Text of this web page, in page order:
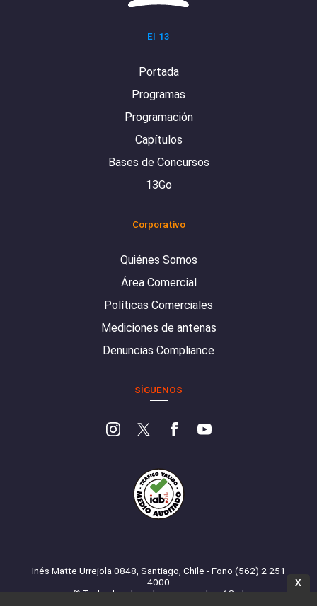
El 13
Portada
Programas
Programación
Capítulos
Bases de Concursos
13Go
Corporativo
Quiénes Somos
Área Comercial
Políticas Comerciales
Mediciones de antenas
Denuncias Compliance
SÍGUENOS
Inés Matte Urrejola 0848, Santiago, Chile - Fono (562) 2 251
4000
© Todos los derechos reservados. 13.cl
X